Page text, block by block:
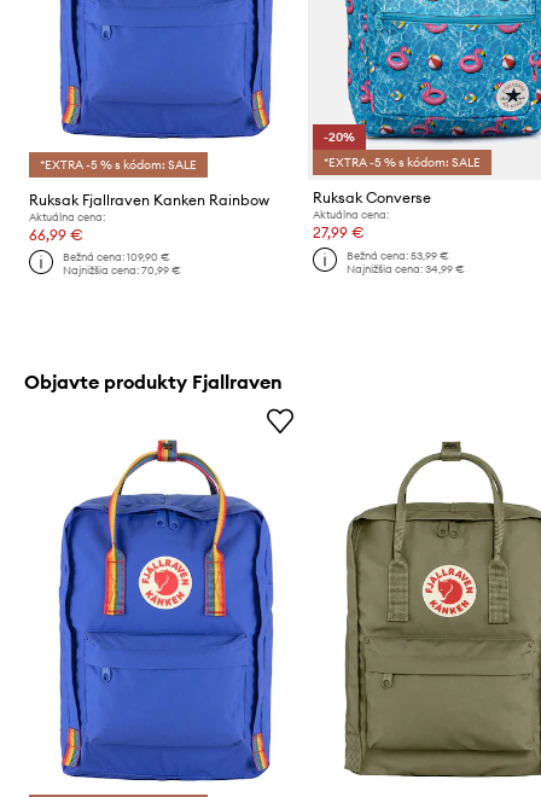
*EXTRA -5 % s kódom: SALE
Ruksak Fjallraven Kanken Rainbow
Aktuálna cena:
66,99 €
Bežná cena:109,90 €
Najnižšia cena:70,99 €
-20%
*EXTRA -5 % s kódom: SALE
Ruksak Converse
Aktuálna cena:
27,99 €
Bežná cena: 53,99 €
Najnižšia cena: 34,99 €
Objavte produkty Fjallraven